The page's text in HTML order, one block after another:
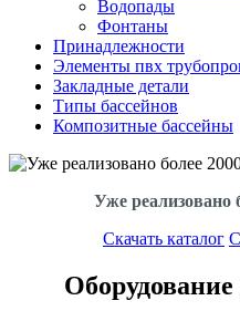
Водопады
Фонтаны
Принадлежности
Элементы пвх
Закладные детали
Типы бассейнов
Композитные бассейны
Уже реализовано
Скачать каталог
Оборудование